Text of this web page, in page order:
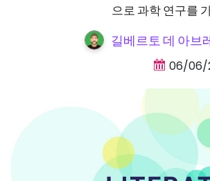
으로 과학 연구를
길베르토 데 아브
06/06/